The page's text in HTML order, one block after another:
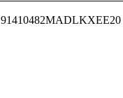
91410482MADLKXEE20